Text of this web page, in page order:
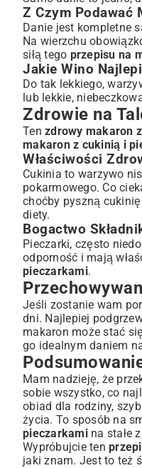
Z Czym Podawać
Danie jest kompletne
Na wierzchu
siłą tego przepisu na
Jakie Wino
Do tak lekkiego,
lub lekkie,
Zdrowie na
Ten zdrowy makaron
makaron z cukinią i
Właściwości
Cukinia to warzywo
pokarmowego. Co
choćby pyszną
diety.
Bogactwo
Pieczarki, często
odporność i mają
pieczarkami.
Jeśli zostanie wam
dni. Najlepiej
makaron może stać
go idealnym daniem
Mam nadzieję, że
sobie wszystko, co
obiad dla rodziny,
życia. To sposób na
pieczarkamina stałe
Wypróbujcie ten
jaki znam. Jest to też